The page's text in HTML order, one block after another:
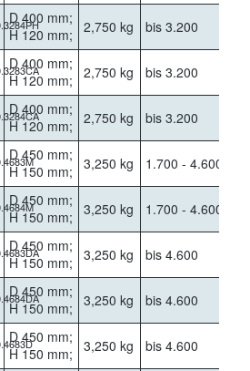
D 400 mm;
H 120 mm;
2,750 kg bis 3.200
D 400 mm;
H 120 mm;
2,750 kg bis 3.200
D 400 mm;
H 120 mm;
2,750 kg bis 3.200
D 450 mm;
H 150 mm;
3,250 kg 1.700 - 4.600
D 450 mm;
H 150 mm;
3,250 kg 1.700 - 4.600
D 450 mm;
H 150 mm;
3,250 kg bis 4.600
D 450 mm;
H 150 mm;
3,250 kg bis 4.600
D 450 mm;
H 150 mm;
3,250 kg bis 4.600